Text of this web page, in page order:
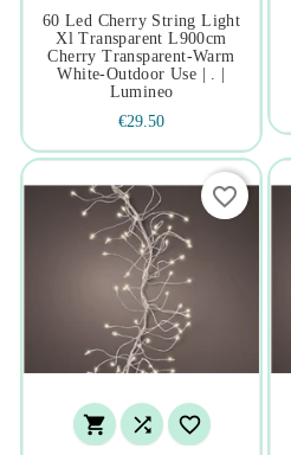
60 Led Cherry String Light
Xl Transparent L900cm
Cherry Transparent-Warm
White-Outdoor Use | . |
Lumineo
€29.50
  
favorite_border